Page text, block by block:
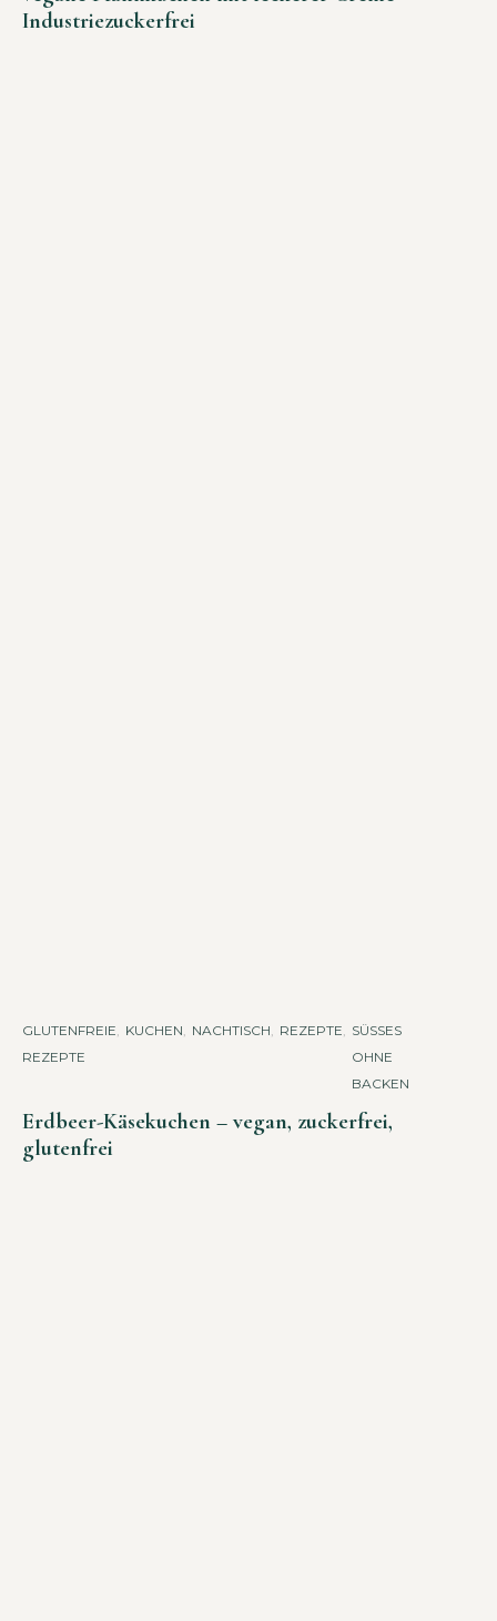
Industriezuckerfrei
GLUTENFREIE
REZEPTE
, KUCHEN, NACHTISCH, REZEPTE, SÜSSES O
HNE B
ACKEN
Erdbeer-Käsekuchen – vegan, zuckerfrei,
glutenfrei